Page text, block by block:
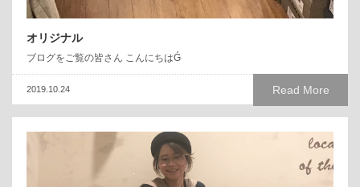
オリジナル
ブログをご覧の皆さん こんにちはǴ
Read More
2019.10.24